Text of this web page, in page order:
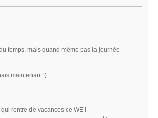
temps, mais quand même pas la journée
maintenant !)
rentre de vacances ce WE !